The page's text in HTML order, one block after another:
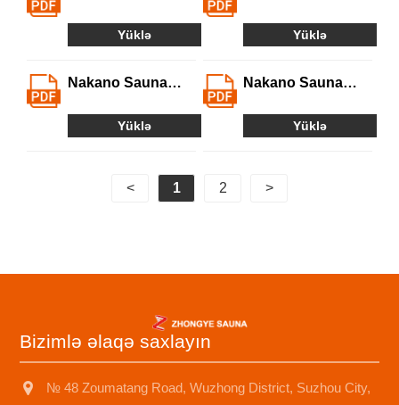
Müəllif hüquqları
Yüklə Yüklə
Nakano Sauna
Hesabatı və
Sertifikatı-A
Yüklə
Nakano Sauna
Hesabatı və
Sertifikatı-b
Yüklə
< 1 2 >
Bizimlə əlaqə saxlayın
№ 48 Zoumatang Road, Wuzhong District, Suzhou City,